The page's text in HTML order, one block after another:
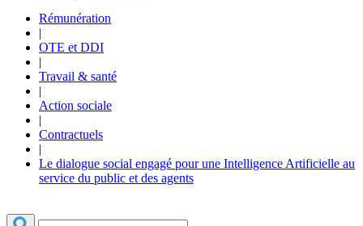
Rémunération
|
OTE et DDI
|
Travail & santé
|
Action sociale
|
Contractuels
|
Le dialogue social engagé pour une Intelligence Artificielle au
service du public et des agents